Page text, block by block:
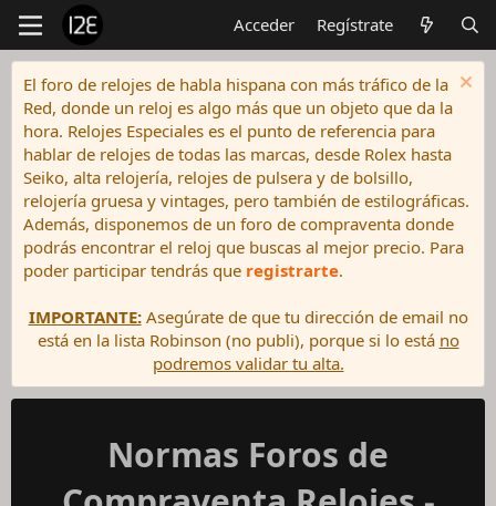
Acceder Regístrate
El foro de relojes de habla hispana con más tráfico de la
Red, donde un reloj es algo más que un objeto que da la
hora. Relojes Especiales es el punto de referencia para
hablar de relojes de todas las marcas, desde Rolex hasta
Seiko, alta relojería, relojes de pulsera y de bolsillo,
relojería gruesa y vintages, pero también de estilográficas.
Además, disponemos de un foro de compraventa donde
podrás encontrar el reloj que buscas al mejor precio. Para
poder participar tendrás que registrarte.
IMPORTANTE:Asegúrate de que tu dirección de email no
está en la lista Robinson (no publi), porque si lo está no
podremos validar tu alta.
Normas Foros de